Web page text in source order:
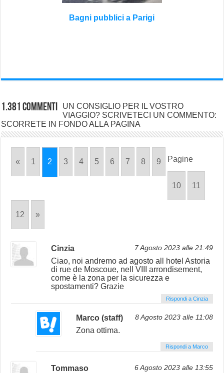
Bagni pubblici a Parigi
1.381 commenti
UN CONSIGLIO PER IL VOSTRO
VIAGGIO? SCRIVETECI UN COMMENTO:
SCORRETE IN FONDO ALLA PAGINA
Pagine
« 1 2 3 4 5 6 7 8 9
10 11
12 »
Cinzia 7 Agosto 2023 alle 21:49
Ciao, noi andremo ad agosto all hotel Astoria
di rue de Moscoue, nell VIII arrondisement,
come è la zona per la sicurezza e
spostamenti? Grazie
Rispondi a Cinzia
Marco (staff) 8 Agosto 2023 alle 11:08
Zona ottima.
Rispondi a Marco
Tommaso 6 Agosto 2023 alle 13:55